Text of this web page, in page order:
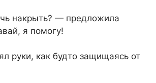
накрыть? — предложила
я помогу!
руки, как будто защищаясь от